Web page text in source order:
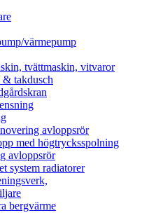
värmepump
tvättmaskin, vitvaror
takdusch
avloppsrör
med högtrycksspolning
avloppsrör
system radiatorer
bergvärme